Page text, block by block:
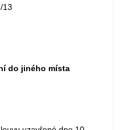
13
do jiného místa